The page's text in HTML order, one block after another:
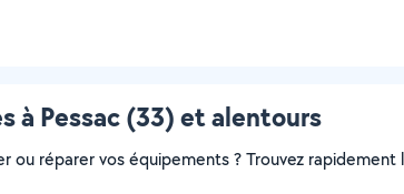
à Pessac (33) et alentours
réparer vos équipements ? Trouvez